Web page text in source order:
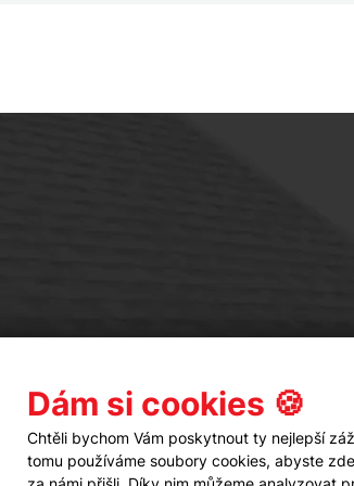
Dám si cookies 🍪
Chtěli bychom Vám poskytnout ty nejlepší
tomu používáme soubory cookies, abyste